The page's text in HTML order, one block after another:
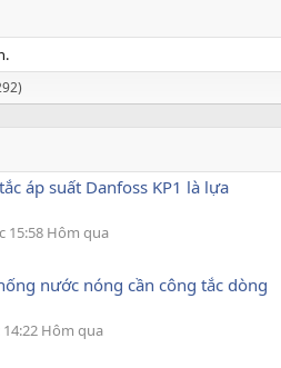
áp suất Danfoss KP1 là lựa
15:58 Hôm qua
nước nóng cần công tắc dòng
14:22 Hôm qua